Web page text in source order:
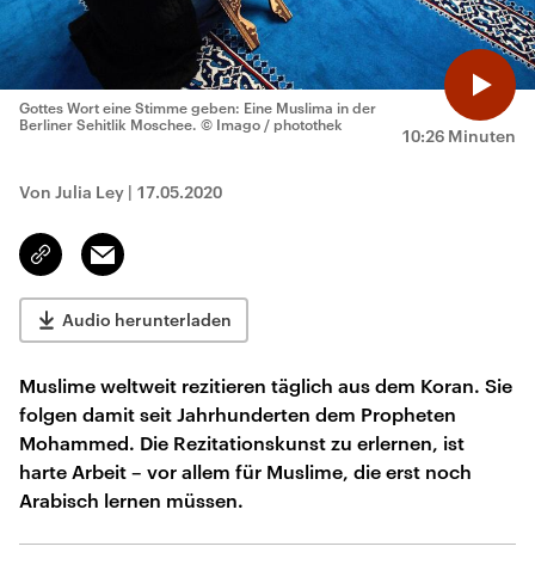
10:26 Minuten
Gottes Wort eine Stimme geben: Eine Muslima in der
Berliner Sehitlik Moschee. © Imago / photothek
Von Julia Ley | 17.05.2020
Link
kopieren/teilen
Email
Audio herunterladen
Muslime weltweit rezitieren täglich aus dem Koran. Sie
folgen damit seit Jahrhunderten dem Propheten
Mohammed. Die Rezitationskunst zu erlernen, ist
harte Arbeit – vor allem für Muslime, die erst noch
Arabisch lernen müssen.